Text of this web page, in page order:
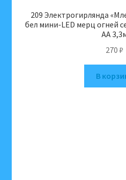
209 Электрогирлянда
бел мини-LED мерц огней
АА
270 ₽
В